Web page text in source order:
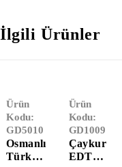
İlgili Ürünler
Ürün
Kodu:
GD5010
Osmanlı
Türk
Ürün
Kodu:
GD1009
Çaykur
EDT